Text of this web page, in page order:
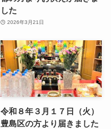
した
2026年3月21日
令和８年３月１７日（火）
豊島区の方より届きました